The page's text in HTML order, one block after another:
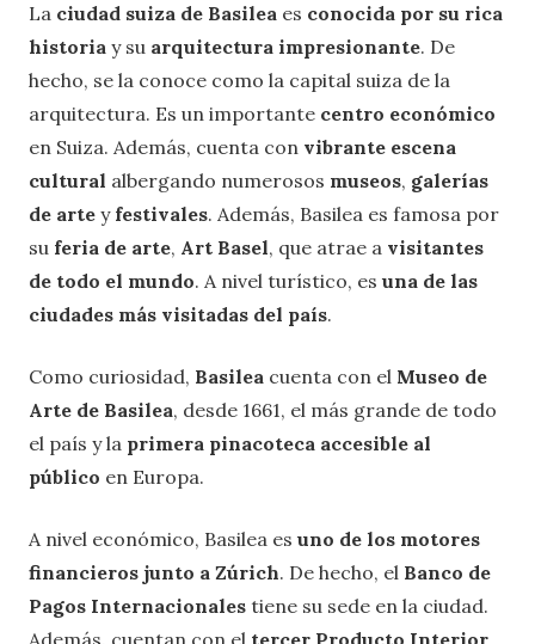
La ciudad suiza de Basilea es conocida por su rica
historia y su arquitectura impresionante. De
hecho, se la conoce como la capital suiza de la
arquitectura. Es un importante centro económico
en Suiza. Además, cuenta con vibrante escena
cultural albergando numerosos museos, galerías
de arte y festivales. Además, Basilea es famosa por
su feria de arte, Art Basel, que atrae a visitantes
de todo el mundo. A nivel turístico, es una de las
ciudades más visitadas del país.
Como curiosidad, Basilea cuenta con el Museo de
Arte de Basilea, desde 1661, el más grande de todo
el país y la primera pinacoteca accesible al
público en Europa.
A nivel económico, Basilea es uno de los motores
financieros junto a Zúrich. De hecho, el Banco de
Pagos Internacionales tiene su sede en la ciudad.